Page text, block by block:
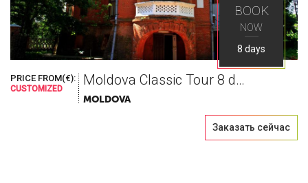
BOOK
NOW
8 days
PRICE FROM(€):
CUSTOMIZED
Moldova Classic Tour 8 days
MOLDOVA
Заказать сейчас